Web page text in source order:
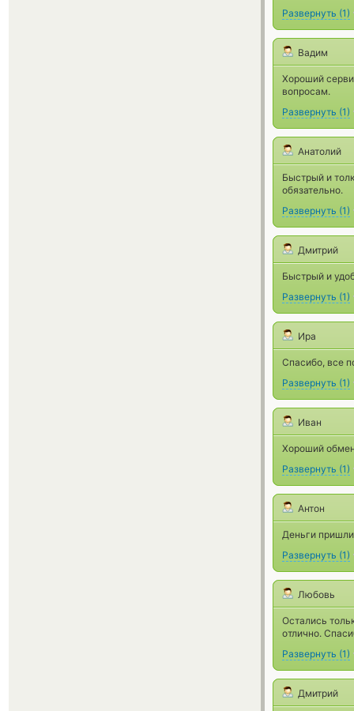
Развернуть (1)
Вадим
Хороший
вопросам.
Развернуть (1)
Анатолий
Быстрый и
обязательно.
Развернуть (1)
Дмитрий
Быстрый и
Развернуть (1)
Ира
Спасибо, все
Развернуть (1)
Иван
Хороший
Развернуть (1)
Антон
Деньги
Развернуть (1)
Любовь
Остались
отлично.
Развернуть (1)
Дмитрий